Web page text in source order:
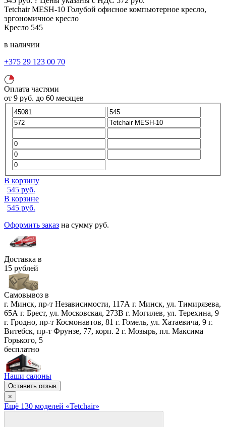
Tetchair MESH-10 Голубой офисное компьютерное кресло,
эргономичное кресло
Кресло 545
в наличии
+375 29 123 00 70
Оплата частями
от 9 руб. до 60 месяцев
В корзину
545 руб.
В корзине
545 руб.
Оформить заказ на сумму руб.
Доставка в
15 рублей
Самовывоз в
г. Минск, пр-т Независимости, 117А г. Минск, ул. Тимирязева,
65А г. Брест, ул. Московская, 273В г. Могилев, ул. Терехина, 9
г. Гродно, пр-т Космонавтов, 81 г. Гомель, ул. Хатаевича, 9 г.
Витебск, пр-т Фрунзе, 77, корп. 2 г. Мозырь, пл. Максима
Горького, 5
бесплатно
Наши салоны
Оставить отзыв
×
Ещё 130 моделей «Tetchair»